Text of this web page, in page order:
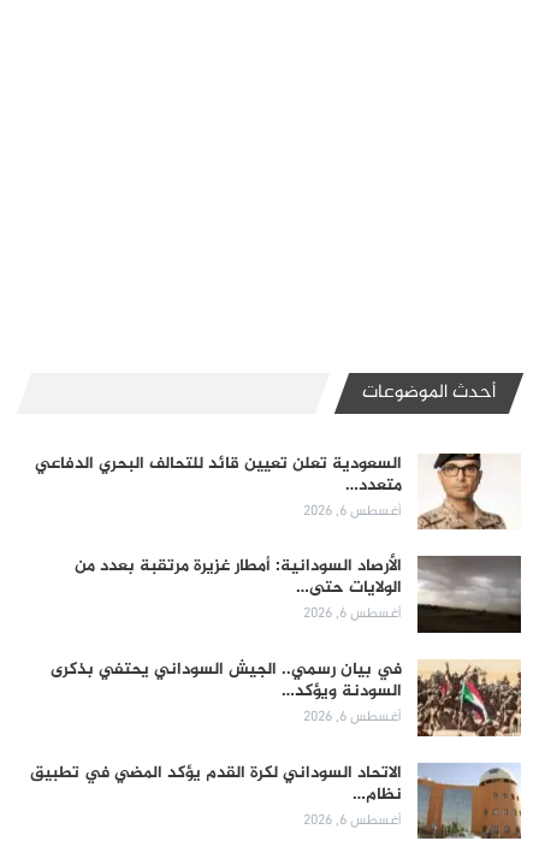
أحدث الموضوعات
السعودية تعلن تعيين قائد للتحالف البحري الدفاعي
متعدد…
أغسطس 6, 2026
الأرصاد السودانية: أمطار غزيرة مرتقبة بعدد من
الولايات حتى…
أغسطس 6, 2026
في بيان رسمي.. الجيش السوداني يحتفي بذكرى
السودنة ويؤكد…
أغسطس 6, 2026
الاتحاد السوداني لكرة القدم يؤكد المضي في تطبيق
نظام…
أغسطس 6, 2026